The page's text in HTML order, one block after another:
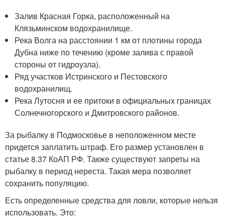
Залив Красная Горка, расположенный на
Клязьминском водохранилище.
Река Волга на расстоянии 1 км от плотины города
Дубна ниже по течению (кроме залива с правой
стороны от гидроузла).
Ряд участков Истринского и Пестовского
водохранилищ.
Река Лутосня и ее притоки в официальных границах
Солнечногорского и Дмитровского районов.
За рыбалку в Подмосковье в неположенном месте
придется заплатить штраф. Его размер установлен в
статье 8.37 КоАП РФ. Также существуют запреты на
рыбалку в период нереста. Такая мера позволяет
сохранить популяцию.
Есть определенные средства для ловли, которые нельзя
использовать. Это: